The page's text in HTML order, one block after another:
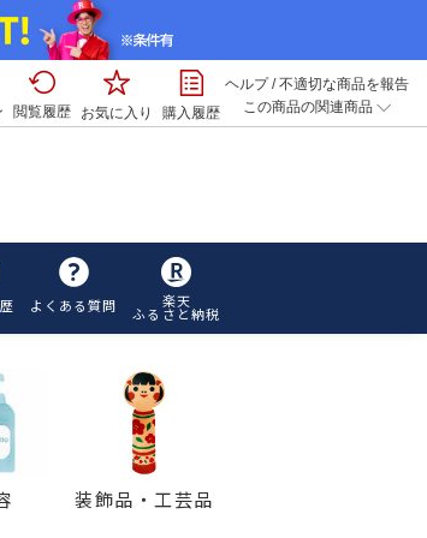
閲覧履歴 お気に入り 購入履歴
ヘルプ/不適切な商品を報告
この商品の関連商品